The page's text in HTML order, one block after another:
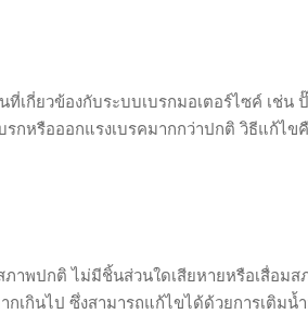
กี่ยวข้องกับระบบเบรกมอเตอร์ไซค์ เช่น
กหรือออกแรงเบรคมากกว่าปกติ วิธีแก้ไข
พปกติ ไม่มีชิ้นส่วนใดเสียหายหรือเสื่อมส
เกินไป ซึ่งสามารถแก้ไขได้ด้วยการเติมน้